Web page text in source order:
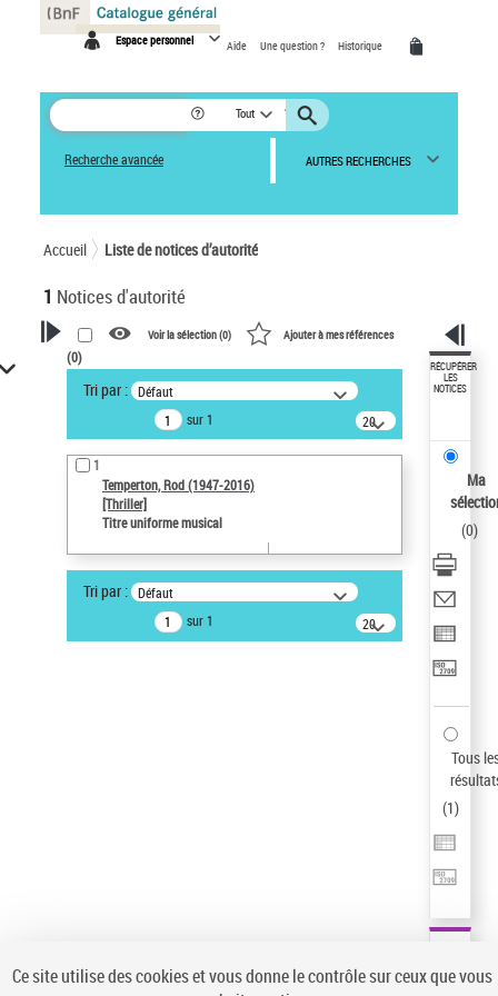
Espace personnel Aide Une question ? Historique
Tout
Recherche avancée AUTRES RECHERCHES
Accueil Liste de notices d’autorité
1 Notices d'autorité
VOTRE RECHERCHE
Recherche avancée dans les
notices d’autorité
Œuvres liées à l'auteur :
Temperton, Rod (1947-2016)
Type de notice d'autorité
Voir la sélection (0) Ajouter à mes références
(0)
Tri par : Défaut
sur 1
20
résultats/page
1
Temperton, Rod (1947-2016)
[Thriller]
Titre uniforme musical
Tri par : Défaut
sur 1
20
résultats/page
RÉCUPÉRER
LES
NOTICES
Ma
(0)
Tous
(1)
Panneau de gestion des cookies
Ce site utilise des cookies et vous donne le contrôle sur ceux que vous